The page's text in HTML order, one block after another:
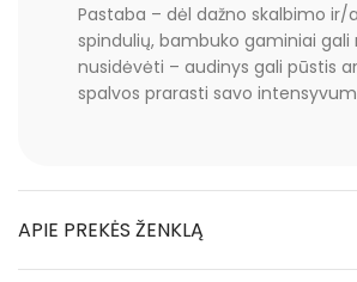
Pastaba – dėl dažno skalbimo ir/
spindulių, bambuko gaminiai gali
nusidėvėti – audinys gali pūstis
spalvos prarasti savo
APIE PREKĖS ŽENKLĄ